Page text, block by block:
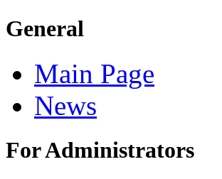
General
Main Page
News
For Administrators